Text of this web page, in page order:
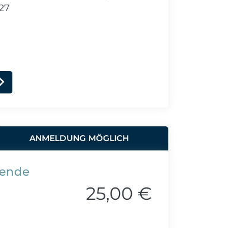
ANMELDUNG MÖGLICH
25,00 €